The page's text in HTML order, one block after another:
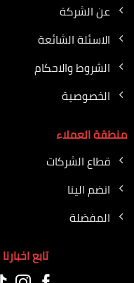
عن الشركة
الاسئلة الشائعة
الشروط والاحكام
الخصوصية
منطقة العملاء
قطاع الشركات
انضم الينا
المفضلة
تابع